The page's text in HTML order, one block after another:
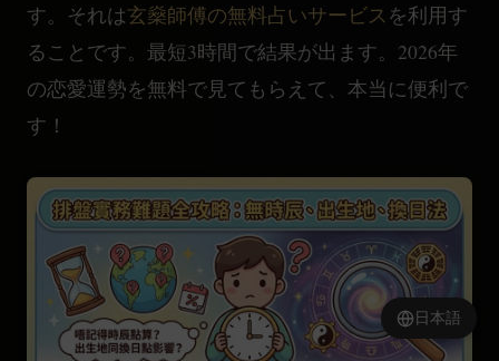
す。それは玄燊師傅の無料占いサービスを利用す
ることです。最短3時間で結果が出ます。2026年
の恋愛運勢を無料で見てもらえて、本当に便利で
す！
日本語